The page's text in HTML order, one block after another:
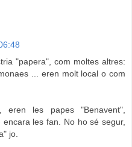
"papera", com moltes altres:
... eren molt local o com
les papes "Benavent",
les fan. No ho sé segur,
jo.